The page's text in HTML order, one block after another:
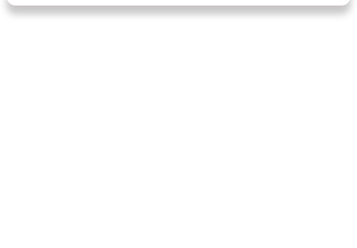
sopa de lentejas negras del chef john Bollos de frutas secas bajas en grasa